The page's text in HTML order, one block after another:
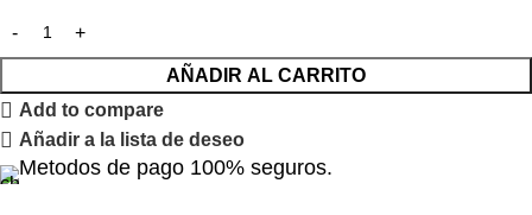
AÑADIR AL CARRITO
Add to compare
Añadir a la lista de deseo
Metodos de pago 100% seguros.